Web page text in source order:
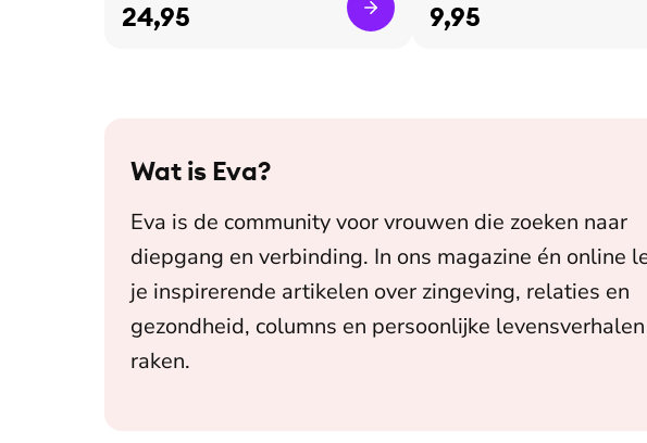
24,95 9,95
Wat is Eva?
Eva is de community voor vrouwen die zoeken naar
diepgang en verbinding. In ons magazine én online
je inspirerende artikelen over zingeving, relaties en
gezondheid, columns en persoonlijke
raken.